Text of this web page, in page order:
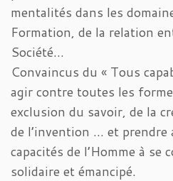
mentalités dans les
Formation, de la relation
Société…
Convaincus du « Tous
agir contre toutes les
exclusion du savoir, de la
de l’invention … et prendre
capacités de l’Homme à
solidaire et émancipé.